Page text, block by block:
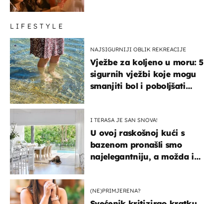
LIFESTYLE
NAJSIGURNIJI OBLIK REKREACIJE
Vježbe za koljeno u moru: 5
sigurnih vježbi koje mogu
smanjiti bol i poboljšati
I TERASA JE SAN SNOVA!
U ovoj raskošnoj kući s
bazenom pronašli smo
najelegantniju, a možda i
(NE)PRIMJERENA?